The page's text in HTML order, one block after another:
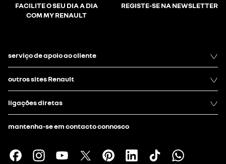
FACILITE O SEU DIA A DIA
COM MY RENAULT
REGISTE-SE NA NEWSLETTER
serviço de apoio ao cliente
outros sites Renault
ligações diretas
mantenha-se em contacto connosco